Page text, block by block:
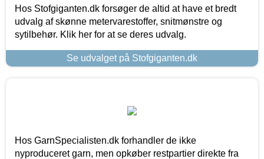
Hos Stofgiganten.dk forsøger de altid at have et bredt
udvalg af skønne metervarestoffer, snitmønstre og
sytilbehør. Klik her for at se deres udvalg.
Se udvalget på Stofgiganten.dk
Hos GarnSpecialisten.dk forhandler de ikke
nyproduceret garn, men opkøber restpartier direkte fra